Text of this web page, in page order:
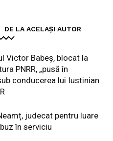
DE LA ACELAȘI AUTOR
Victor Babeș, blocat la
PNRR, „pusă în
conducerea lui Iustinian
judecat pentru luare
în serviciu